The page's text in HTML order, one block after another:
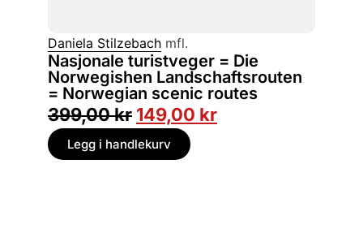
Daniela Stilzebach mfl.
Nasjonale turistveger = Die
Norwegishen Landschaftsrouten
= Norwegian scenic routes
399,00kr 149,00 kr
Legg i handlekurv